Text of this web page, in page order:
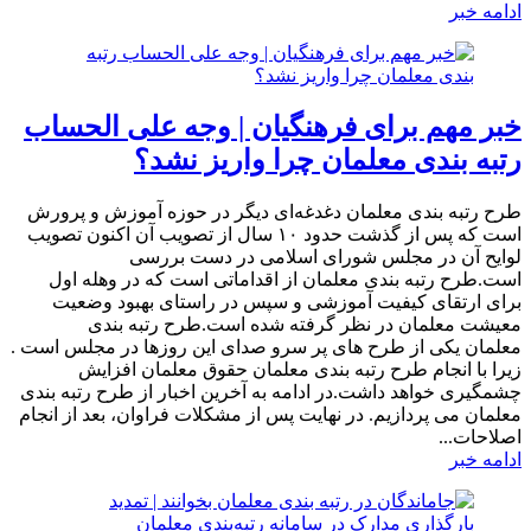
ادامه خبر
خبر مهم برای فرهنگیان | وجه علی الحساب
رتبه بندی معلمان چرا واریز نشد؟
طرح رتبه بندی معلمان دغدغه‌ای دیگر در حوزه آموزش و پرورش
است که پس از گذشت حدود ۱۰ سال از تصویب آن اکنون تصویب
لوایح آن در مجلس شورای اسلامی در دست بررسی
است.طرح رتبه بندی معلمان از اقداماتی است که در وهله اول
برای ارتقای کیفیت آموزشی و سپس در راستای بهبود وضعیت
معیشت معلمان در نظر گرفته شده است.طرح رتبه بندی
معلمان یکی از طرح های پر سرو صدای این روزها در مجلس است .
زیرا با انجام طرح رتبه بندی معلمان حقوق معلمان افزایش
چشمگیری خواهد داشت.در ادامه به آخرین اخبار از طرح رتبه بندی
معلمان می پردازیم. در نهایت پس از مشکلات فراوان، بعد از انجام
اصلاحات...
ادامه خبر